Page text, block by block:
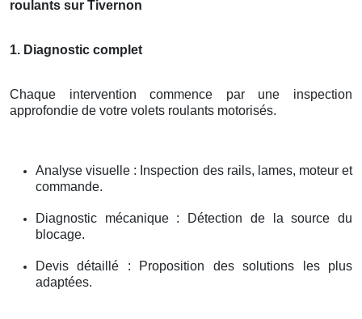
roulants sur Tivernon
1. Diagnostic complet
Chaque intervention commence par une inspection
approfondie de votre volets roulants motorisés.
Analyse visuelle : Inspection des rails, lames, moteur et
commande.
Diagnostic mécanique : Détection de la source du
blocage.
Devis détaillé : Proposition des solutions les plus
adaptées.